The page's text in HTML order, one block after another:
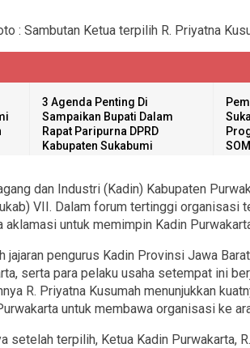
: Sambutan Ketua terpilih R. Priyatna
3 Agenda Penting Di
Sampaikan Bupati Dalam
Rapat Paripurna DPRD
Kabupaten Sukabumi
dan Industri (Kadin) Kabupaten
VII. Dalam forum tertinggi organisasi
untuk memimpin Kadin
jajaran pengurus Kadin Provinsi Jawa
serta para pelaku usaha setempat ini
R. Priyatna Kusumah menunjukkan
untuk membawa organisasi ke
setelah terpilih, Ketua Kadin Purwakarta,